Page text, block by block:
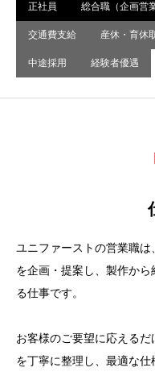
正社員 総合職（企画営
交通費支給 産休・育休
中途採用 経験者優遇
ユニファーストの営業職
を企画・提案し、製作か
る仕事です。
お客様のご要望に応える
を丁寧に整理し、最適な